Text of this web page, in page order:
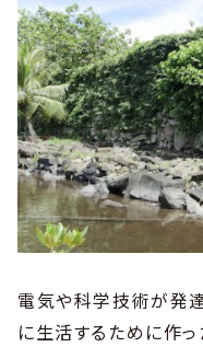
電気や科学技術が発
に生活するために作